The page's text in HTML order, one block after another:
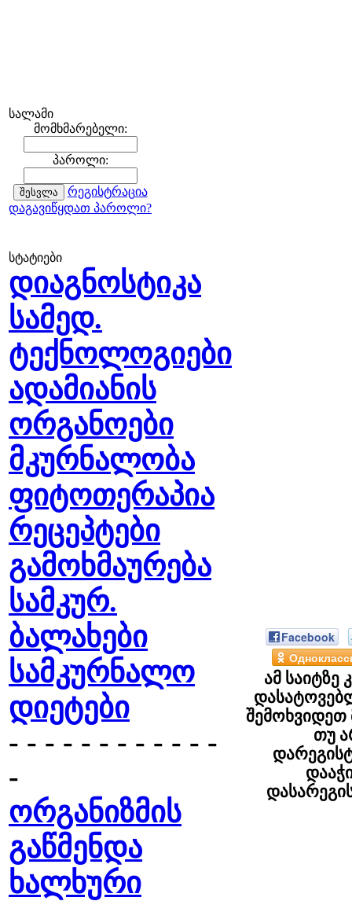
სალამი
მომხმარებელი:
პაროლი:
რეგისტრაცია
დაგავიწყდათ პაროლი?
სტატიები
დიაგნოსტიკა
სამედ.
ტექნოლოგიები
ადამიანის
ორგანოები
მკურნალობა
ფიტოთერაპია
რეცეპტები
გამოხმაურება
სამკურ.
ბალახები
სამკურნალო
დიეტები
- - - - - - - - - - - -
-
ორგანიზმის
გაწმენდა
ხალხური
Facebook
ამ საიტზე
შემოხვიდეთ
თუ